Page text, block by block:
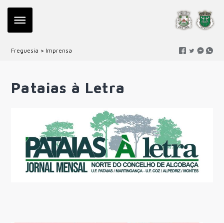
Freguesia > Imprensa
Pataias à Letra